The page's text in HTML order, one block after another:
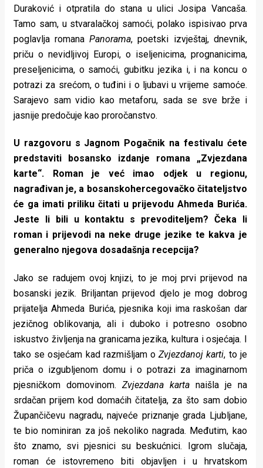
Duraković i otpratila do stana u ulici Josipa Vancaša.
Tamo sam, u stvaralačkoj samoći, polako ispisivao prva
poglavlja romanaPanorama, poetski izvještaj, dnevnik,
priču o nevidljivoj Europi, o iseljenicima, prognanicima,
preseljenicima, o samoći, gubitku jezika i, i na koncu o
potrazi za srećom, o tuđini i o ljubavi u vrijeme samoće.
Sarajevo sam vidio kao metaforu, sada se sve brže i
jasnije predočuje kao proročanstvo.
U razgovoru s Jagnom Pogačnik na festivalu ćete
predstaviti bosansko izdanje romana „Zvjezdana
karte“. Roman je već imao odjek u regionu,
nagrađivan je, a bosanskohercegovačko čitateljstvo
će ga imati priliku čitati u prijevodu Ahmeda Burića.
Jeste li bili u kontaktu s prevoditeljem? Čeka li
roman i prijevodi na neke druge jezike te kakva je
generalno njegova dosadašnja recepcija?
Jako se radujem ovoj knjizi, to je moj prvi prijevod na
bosanski jezik. Briljantan prijevod djelo je mog dobrog
prijatelja Ahmeda Burića, pjesnika koji ima raskošan dar
jezičnog oblikovanja, ali i duboko i potresno osobno
iskustvo življenja na granicama jezika, kultura i osjećaja. I
tako se osjećam kad razmišljam oZvjezdanoj karti, to je
priča o izgubljenom domu i o potrazi za imaginarnom
pjesničkom domovinom. Zvjezdana kartanaišla je na
srdačan prijem kod domaćih čitatelja, za što sam dobio
Župančičevu nagradu, najveće priznanje grada Ljubljane,
te bio nominiran za još nekoliko nagrada. Međutim, kao
što znamo, svi pjesnici su beskućnici. Igrom slučaja,
roman će istovremeno biti objavljen i u hrvatskom